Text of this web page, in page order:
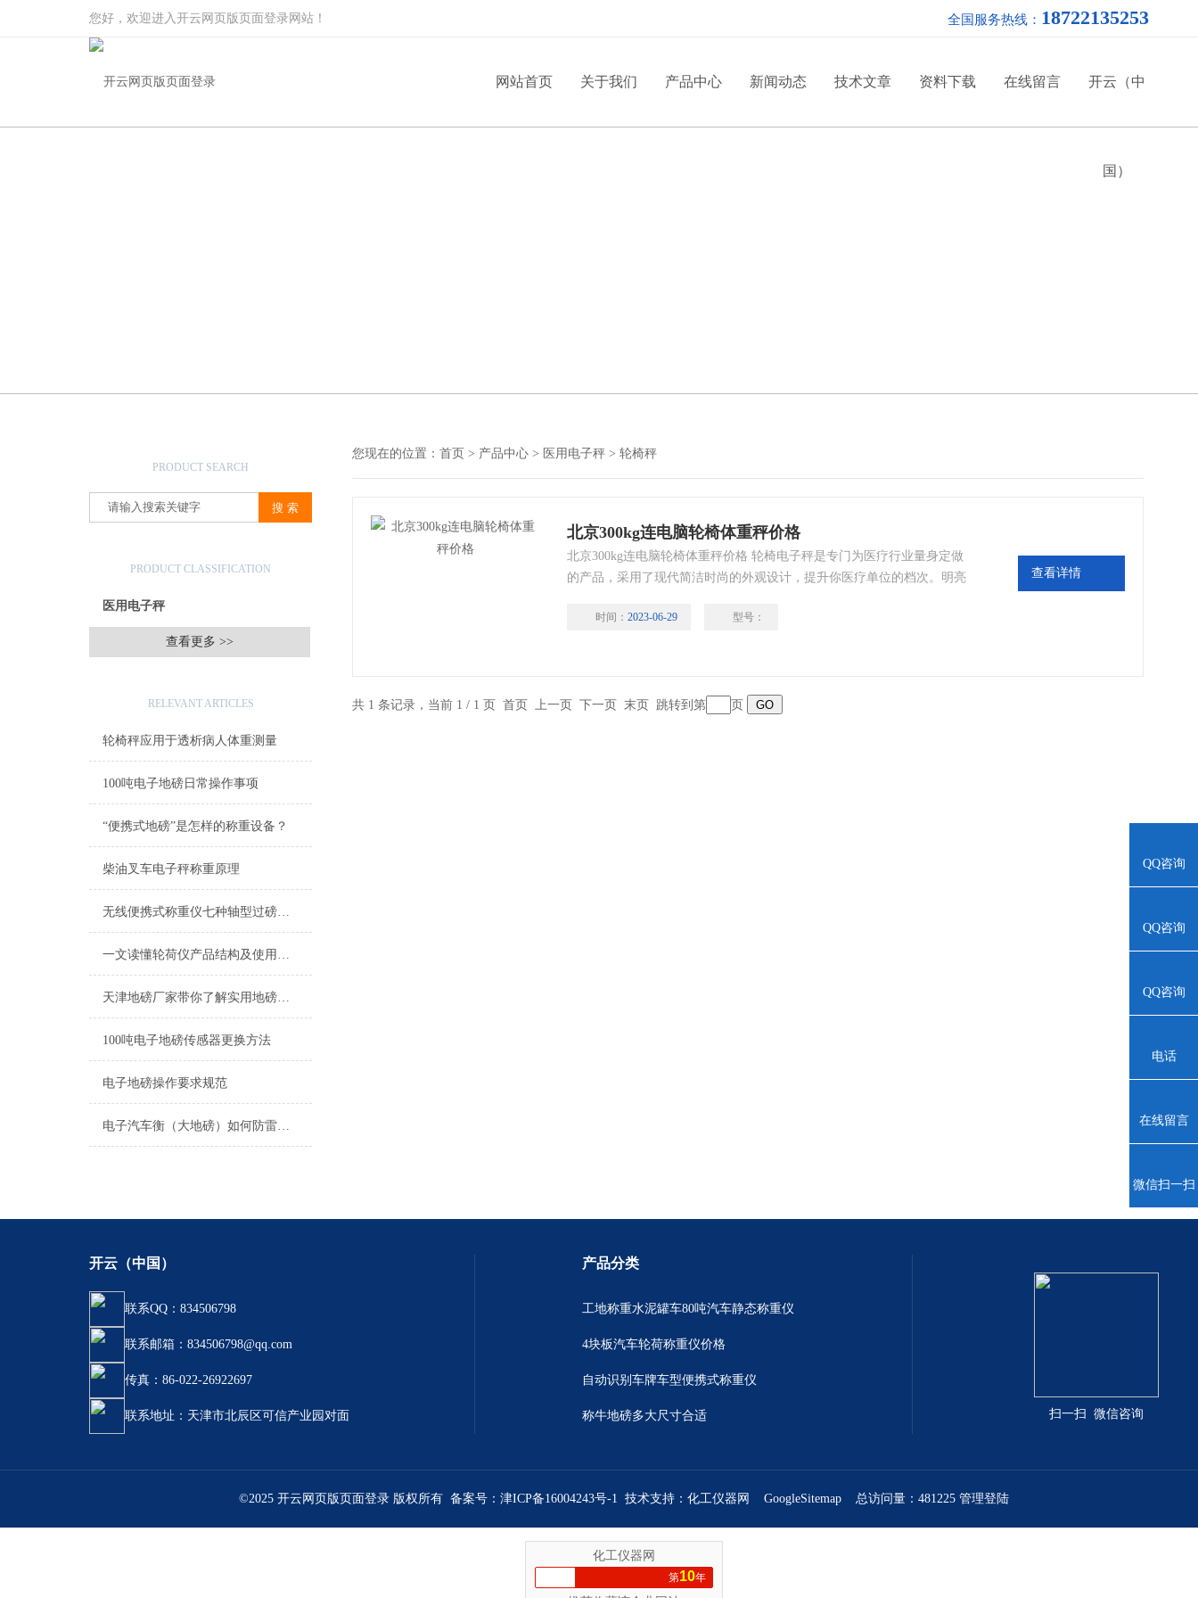
您好，欢迎进入开云网页版页面登录网站！ 全国服务热线： 18722135253
网站首页 关于我们 产品中心 新闻动态 技术文章 资料下载 在线留言 开云（中
国）
PRODUCT SEARCH
PRODUCT CLASSIFICATION
医用电子秤
查看更多 >>
RELEVANT ARTICLES
轮椅秤应用于透析病人体重测量
100吨电子地磅日常操作事项
“便携式地磅”是怎样的称重设备？
柴油叉车电子秤称重原理
无线便携式称重仪七种轴型过磅可选模式
一文读懂轮荷仪产品结构及使用注意事项
天津地磅厂家带你了解实用地磅选购技巧
100吨电子地磅传感器更换方法
电子地磅操作要求规范
电子汽车衡（大地磅）如何防雷击？
您现在的位置： 首页 > 产品中心 > 医用电子秤 > 轮椅秤
北京300kg连电脑轮椅体重秤价格
北京300kg连电脑轮椅体重秤价格 轮椅电子秤是专门为医疗行业量身定做
的产品，采用了现代简洁时尚的外观设计，提升你医疗单位的档次。明亮
能，方便用户数据存档。带有上下斜坡，方变轮椅上下，使称量更加方
时间： 2023-06-29 型号：
查看详情
共 1 条记录，当前 1 / 1 页 首页 上一页 下一页 末页 跳转到第 页
开云（中国）
联系QQ：834506798
联系邮箱：834506798@qq.com
传真：86-022-26922697
联系地址：天津市北辰区可信产业园对面
产品分类
工地称重水泥罐车80吨汽车静态称重仪
4块板汽车轮荷称重仪价格
自动识别车牌车型便携式称重仪
称牛地磅多大尺寸合适 扫一扫 微信咨询
©2025 开云网页版页面登录 版权所有 备案号： 津ICP备16004243号-1 技术支持： 化工仪器网 GoogleSitemap 总访问量：481225 管理登陆
QQ咨询
QQ咨询
QQ咨询
电话
在线留言
微信扫一扫
化工仪器网
第10年